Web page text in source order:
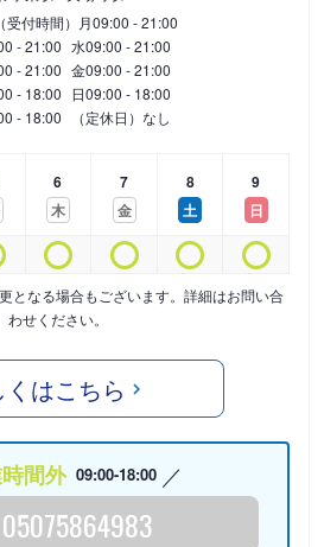
（受付時間） 月09:00 - 21:00
- 21:00 水09:00 - 21:00
- 21:00 金09:00 - 21:00
- 18:00 日09:00 - 18:00
- 18:00 （定休日）なし
6
木
7
金
8
土
9
日
となる場合もございます。詳細はお問い合
わせください。
はこちら
間外 09:00-18:00
05075864983